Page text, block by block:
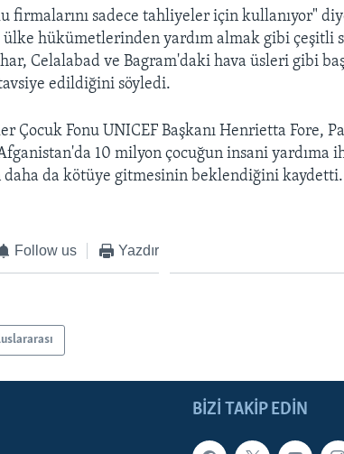
firmalarını sadece tahliyeler için kullanıyor"
hükümetlerinden yardım almak gibi çeşitli
Celalabad ve Bagram'daki hava üsleri gibi
edildiğini söyledi.
Çocuk Fonu UNICEF Başkanı Henrietta Fore,
10 milyon çocuğun insani yardıma
daha da kötüye gitmesinin beklendiğini kaydetti.
Follow us Yazdır
BIZI TAKIP EDIN